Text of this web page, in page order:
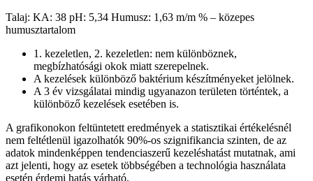
Talaj: KA: 38 pH: 5,34 Humusz: 1,63 m/m % – közepes
humusztartalom
1. kezeletlen, 2. kezeletlen: nem különböznek,
megbízhatósági okok miatt szerepelnek.
A kezelések különböző baktérium készítményeket jelölnek.
A 3 év vizsgálatai mindig ugyanazon területen történtek, a
különböző kezelések esetében is.
A grafikonokon feltüntetett eredmények a statisztikai értékelésnél
nem feltétlenül igazolhatók 90%-os szignifikancia szinten, de az
adatok mindenképpen tendenciaszerű kezeléshatást mutatnak, ami
azt jelenti, hogy az esetek többségében a technológia használata
esetén érdemi hatás várható.